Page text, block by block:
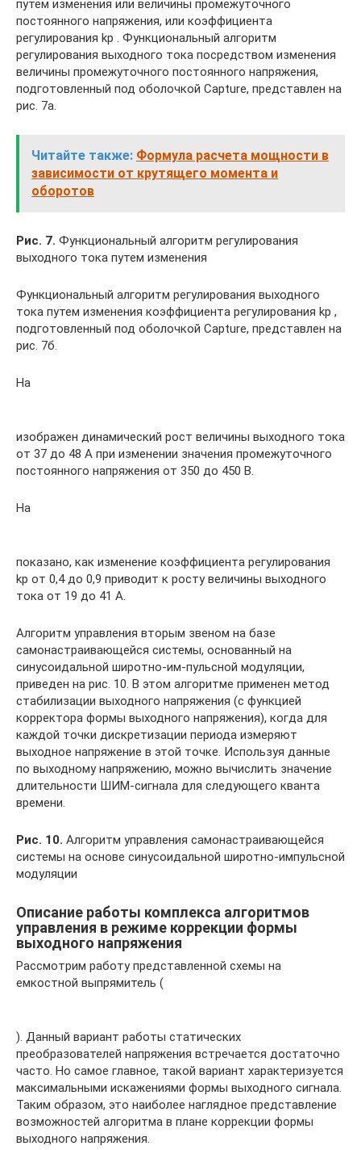
путем изменения или величины промежуточного
постоянного напряжения, или коэффициента
регулирования kр . Функциональный алгоритм
регулирования выходного тока посредством изменения
величины промежуточного постоянного напряжения,
подготовленный под оболочкой Capture, представлен на
рис. 7а.
Читайте также: Формула расчета мощности в
зависимости от крутящего момента и
оборотов
Рис. 7. Функциональный алгоритм регулирования
выходного тока путем изменения
Функциональный алгоритм регулирования выходного
тока путем изменения коэффициента регулирования kр ,
подготовленный под оболочкой Capture, представлен на
рис. 7б.
На
изображен динамический рост величины выходного тока
от 37 до 48 А при изменении значения промежуточного
постоянного напряжения от 350 до 450 В.
На
показано, как изменение коэффициента регулирования
kр от 0,4 до 0,9 приводит к росту величины выходного
тока от 19 до 41 А.
Алгоритм управления вторым звеном на базе
самонастраивающейся системы, основанный на
синусоидальной широтно-им-пульсной модуляции,
приведен на рис. 10. В этом алгоритме применен метод
стабилизации выходного напряжения (с функцией
корректора формы выходного напряжения), когда для
каждой точки дискретизации периода измеряют
выходное напряжение в этой точке. Используя данные
по выходному напряжению, можно вычислить значение
длительности ШИМ-сигнала для следующего кванта
времени.
Рис. 10. Алгоритм управления самонастраивающейся
системы на основе синусоидальной широтно-импульсной
модуляции
Описание работы комплекса алгоритмов
управления в режиме коррекции формы
выходного напряжения
Рассмотрим работу представленной схемы на
емкостной выпрямитель (
). Данный вариант работы статических
преобразователей напряжения встречается достаточно
часто. Но самое главное, такой вариант характеризуется
максимальными искажениями формы выходного сигнала.
Таким образом, это наиболее наглядное представление
возможностей алгоритма в плане коррекции формы
выходного напряжения.